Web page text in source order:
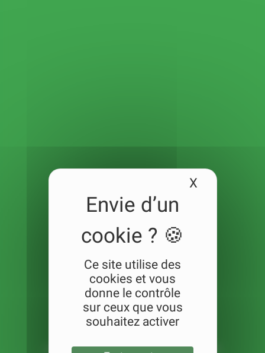
Ce site utilise des
cookies et vous
donne le contrôle
sur ceux que vous
souhaitez activer
X Masquer
SAFARIS AU BOTSWANA ET EN AFRIQUE